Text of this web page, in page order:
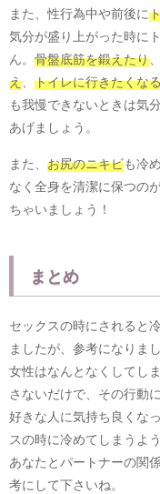
また、性行為中や前後に
気分が盛り上がった時に
ん。 骨盤底筋を鍛えたり
え
トイレに行きたくな
も我慢できないときは気
あげましょう。
また、 お尻のニキビも冷
なく全身を清潔に保つの
ちゃいましょう！
まとめ
セックスの時にされると
ましたが、参考になりま
女性はなんとなくしてし
さないだけで、その行動
好きな人に気持ち良くな
スの時に冷めてしまうよ
あなたとパートナーの関
考にして下さいね。